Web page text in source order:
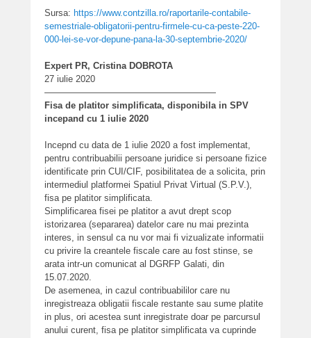
Sursa: https://www.contzilla.ro/raportarile-contabile-
semestriale-obligatorii-pentru-firmele-cu-ca-peste-220-
000-lei-se-vor-depune-pana-la-30-septembrie-2020/
Expert PR, Cristina DOBROTA
27 iulie 2020
———————————————————
Fisa de platitor simplificata, disponibila in SPV
incepand cu 1 iulie 2020
Incepnd cu data de 1 iulie 2020 a fost implementat,
pentru contribuabilii persoane juridice si persoane fizice
identificate prin CUI/CIF, posibilitatea de a solicita, prin
intermediul platformei Spatiul Privat Virtual (S.P.V.),
fisa pe platitor simplificata.
Simplificarea fisei pe platitor a avut drept scop
istorizarea (separarea) datelor care nu mai prezinta
interes, in sensul ca nu vor mai fi vizualizate informatii
cu privire la creantele fiscale care au fost stinse, se
arata intr-un comunicat al DGRFP Galati, din
15.07.2020.
De asemenea, in cazul contribuabililor care nu
inregistreaza obligatii fiscale restante sau sume platite
in plus, ori acestea sunt inregistrate doar pe parcursul
anului curent, fisa pe platitor simplificata va cuprinde